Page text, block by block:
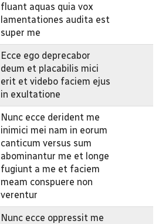
fluant aquas quia vox
lamentationes audita est
super me
Ecce ego deprecabor
deum et placabilis mici
erit et videbo faciem ejus
in exultatione
Nunc ecce derident me
inimici mei nam in eorum
canticum versus sum
abominantur me et longe
fugiunt a me et faciem
meam conspuere non
verentur
Nunc ecce oppressit me